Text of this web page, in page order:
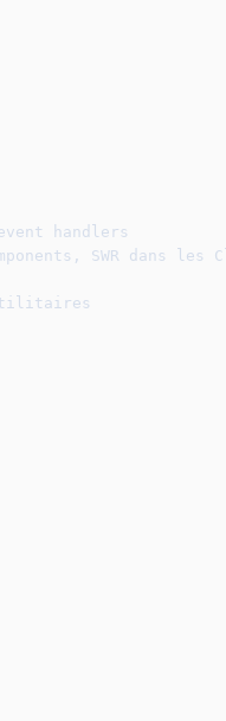
handlers
SWR dans les
utilitaires